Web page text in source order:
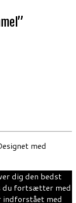
”
med
dig den bedst
du fortsætter med
indforstået med